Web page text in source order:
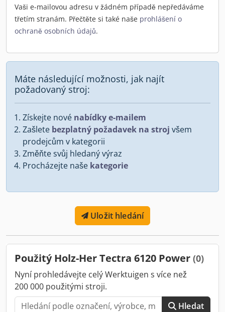
Vaši e-mailovou adresu v žádném případě nepředáváme
třetím stranám. Přečtěte si také naše prohlášení o
ochraně osobních údajů.
Máte následující možnosti, jak najít
požadovaný stroj:
Získejte nové nabídky e-mailem
Zašlete bezplatný požadavek na stroj všem
prodejcům v kategorii
Změňte svůj hledaný výraz
Procházejte naše kategorie
Uložit hledání
Použitý Holz-Her Tectra 6120 Power (0)
Nyní prohledávejte celý Werktuigen s více než
200 000 použitými stroji.
Hledat